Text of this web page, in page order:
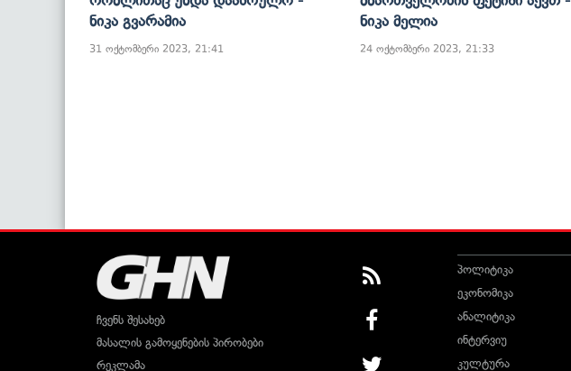
Ნიკა Გვარამია
31 ოქტომბერი 2023, 21:41
Ნიკა Მელია
24 ოქტომბერი 2023, 21:33
ჩვენს შესახებ
მასალის გამოყენების პირობები
რეკლამა
პოლიტიკა
ეკონომიკა
ანალიტიკა
ინტერვიუ
კულტურა